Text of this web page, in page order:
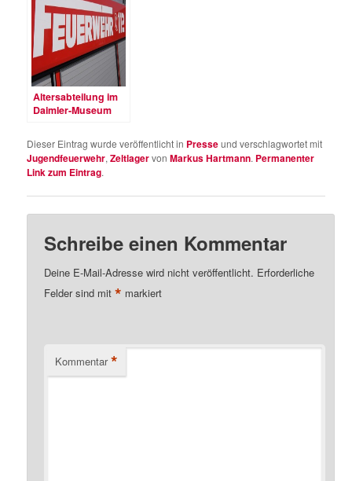
Altersabteilung im
Daimler-Museum
Dieser Eintrag wurde veröffentlicht in Presseund verschlagwortet mit
Jugendfeuerwehr,ZeltlagervonMarkus Hartmann. Permanenter
Link zum Eintrag.
Schreibe einen Kommentar
Deine E-Mail-Adresse wird nicht veröffentlicht. Erforderliche
Felder sind mit* markiert
Kommentar *